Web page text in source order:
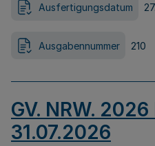
Ausfertigungsdatum
Ausgabennummer 210
GV. NRW.
31.07.2026